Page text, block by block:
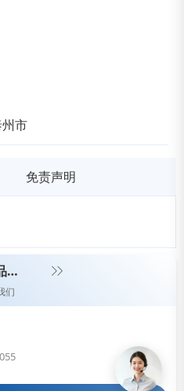
市
免责声明
泰州市瑞雪医疗用品有限公司
们